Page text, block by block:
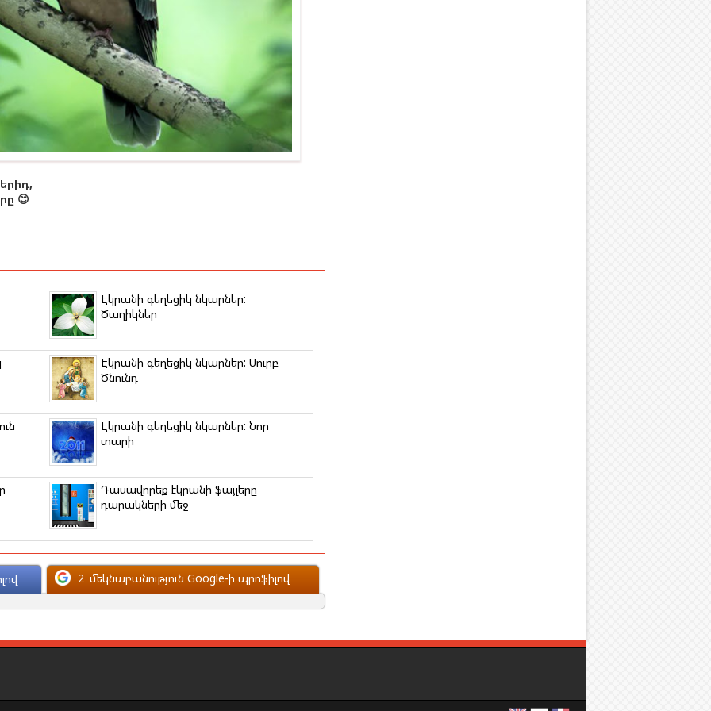
😊
Էկրանի գեղեցիկ նկարներ:
Ծաղիկներ
Էկրանի գեղեցիկ նկարներ: Սուրբ
Ծնունդ
Էկրանի գեղեցիկ նկարներ: Նոր
տարի
Դասավորեք էկրանի ֆայլերը
դարակների մեջ
2 մեկնաբանություն Google-ի պրոֆիլով